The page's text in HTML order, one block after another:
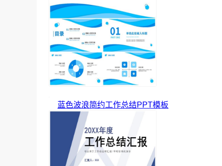
蓝色波浪简约工作总结PPT模板